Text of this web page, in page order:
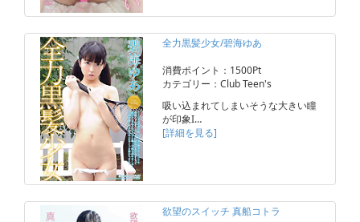
全力黒髪少女/碧海ゆあ
消費ポイント：1500Pt
カテゴリー：Club Teen's
吸い込まれてしまいそうな大きい瞳
が印象I…
[詳細を見る]
欲望のスイッチ 真船コトラ